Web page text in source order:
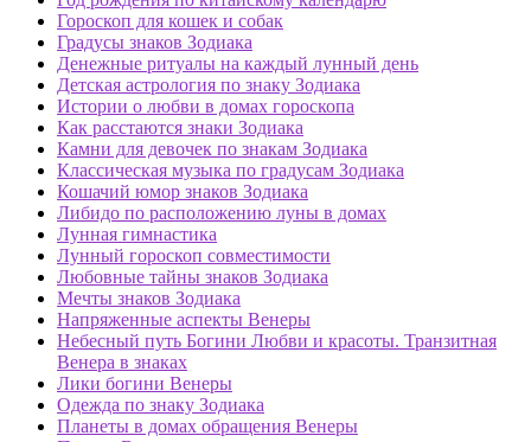
Гороскоп для кошек и собак
Градусы знаков Зодиака
Денежные ритуалы на каждый лунный день
Детская астрология по знаку Зодиака
Истории о любви в домах гороскопа
Как расстаются знаки Зодиака
Камни для девочек по знакам Зодиака
Классическая музыка по градусам Зодиака
Кошачий юмор знаков Зодиака
Либидо по расположению луны в домах
Лунная гимнастика
Лунный гороскоп совместимости
Любовные тайны знаков Зодиака
Мечты знаков Зодиака
Напряженные аспекты Венеры
Небесный путь Богини Любви и красоты. Транзитная
Венера в знаках
Лики богини Венеры
Одежда по знаку Зодиака
Планеты в домах обращения Венеры